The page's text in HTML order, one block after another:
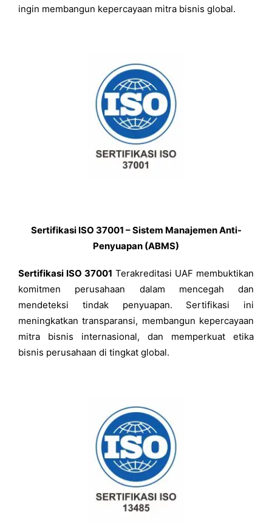
ingin membangun kepercayaan mitra bisnis global.
Sertifikasi ISO 37001 – Sistem Manajemen Anti-
Penyuapan (ABMS)
Sertifikasi ISO 37001 Terakreditasi UAF membuktikan
komitmen perusahaan dalam mencegah dan
mendeteksi tindak penyuapan. Sertifikasi ini
meningkatkan transparansi, membangun kepercayaan
mitra bisnis internasional, dan memperkuat etika
bisnis perusahaan di tingkat global.